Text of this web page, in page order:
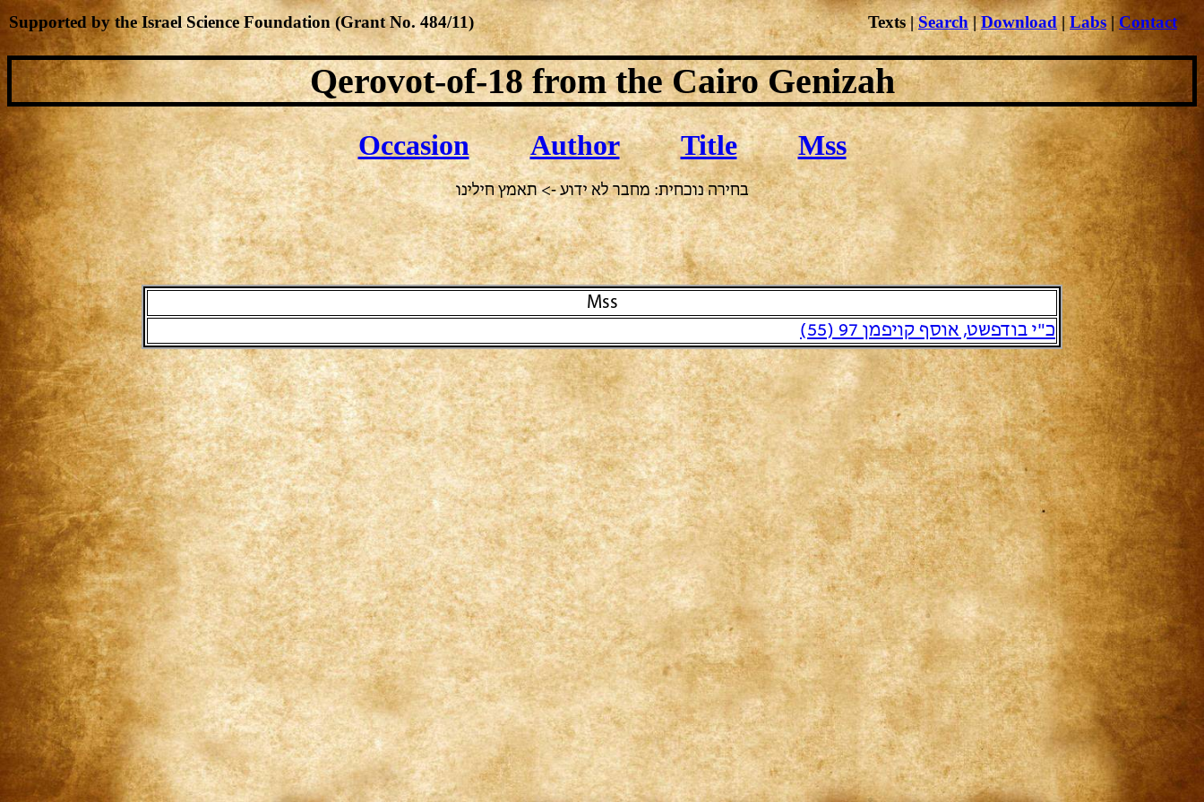
Qerovot-of-18from the Cairo Genizah
Occasion Author Title Mss
בחירה נוכחית: מחבר לא ידוע -> תאמץ חילינו
Mss
כ"י בודפשט, אוסף קויפמן 97 (55)
Texts|Search|Download|Labs | Contact
Supported by the Israel Science Foundation (Grant No. 484/11)